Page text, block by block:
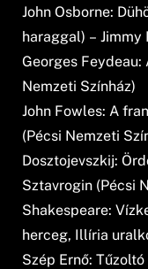
John Osborne:
haraggal) – Jimmy
Georges Feydeau:
Nemzeti Színház)
John Fowles: A
(Pécsi Nemzeti
Dosztojevszkij:
Sztavrogin (Pécsi
Shakespeare:
herceg, Illíria
Szép Ernő: